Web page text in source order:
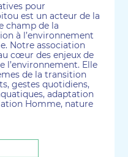
pour
est un acteur de la
champ de la
à l’environnement
Notre association
cœur des enjeux de
l’environnement. Elle
de la transition
gestes quotidiens,
adaptation
Homme, nature